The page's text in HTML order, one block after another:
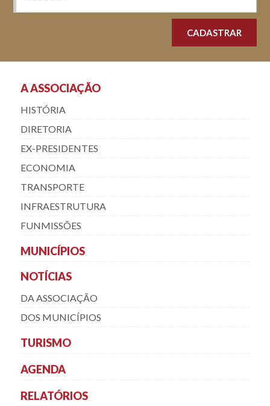
A ASSOCIAÇÃO
HISTÓRIA
DIRETORIA
EX-PRESIDENTES
ECONOMIA
TRANSPORTE
INFRAESTRUTURA
FUNMISSÕES
MUNICÍPIOS
NOTÍCIAS
DA ASSOCIAÇÃO
DOS MUNICÍPIOS
TURISMO
AGENDA
RELATÓRIOS